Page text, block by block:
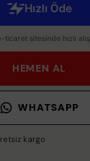
HEMEN AL
WHATSAPP
kargo